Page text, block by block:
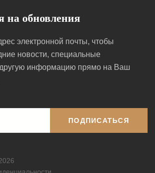
на обновления
электронной почты, чтобы
новости, специальные
информацию прямо на Ваш
ПОДПИСАТЬСЯ